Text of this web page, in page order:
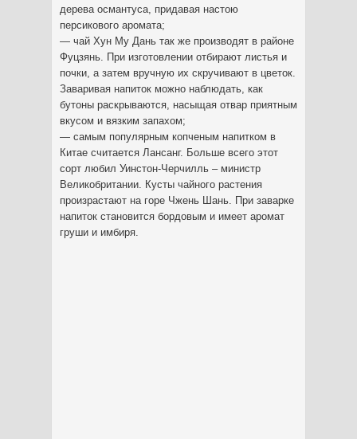
дерева османтуса, придавая настою
персикового аромата;
— чай Хун Му Дань так же производят в районе
Фуцзянь. При изготовлении отбирают листья и
почки, а затем вручную их скручивают в цветок.
Заваривая напиток можно наблюдать, как
бутоны раскрываются, насыщая отвар приятным
вкусом и вязким запахом;
— самым популярным копченым напитком в
Китае считается Лансанг. Больше всего этот
сорт любил Уинстон-Черчилль – министр
Великобритании. Кусты чайного растения
произрастают на горе Чжень Шань. При заварке
напиток становится бордовым и имеет аромат
груши и имбиря.